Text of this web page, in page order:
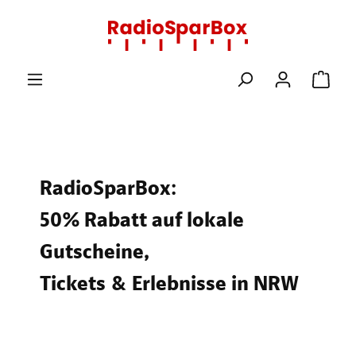
Zum Hauptinhalt springen
RadioSparBox:
50% Rabatt auf lokale
Gutscheine,
Tickets & Erlebnisse in NRW